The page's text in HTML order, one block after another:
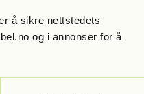
å sikre nettstedets
og i annonser for å